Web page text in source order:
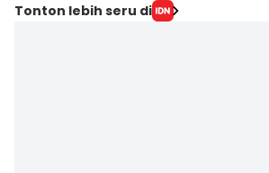
Tonton lebih seru di